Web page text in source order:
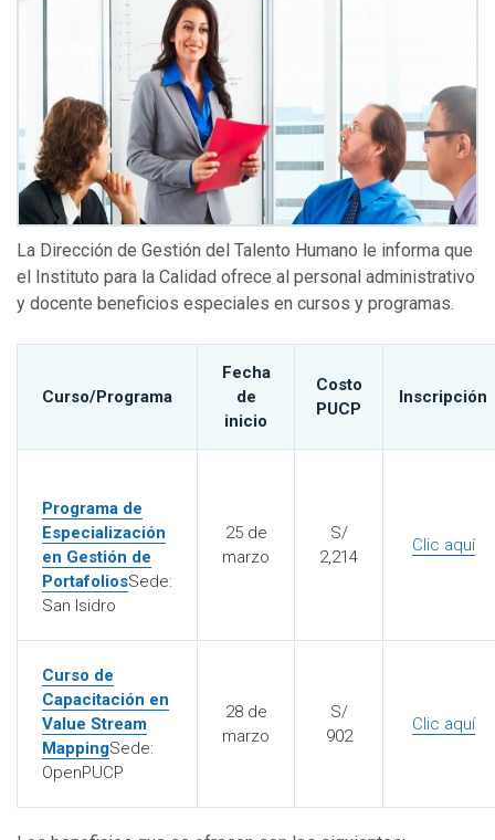
La Dirección de Gestión del Talento Humano le informa que
el Instituto para la Calidad ofrece al personal administrativo
y docente beneficios especiales en cursos y programas.
Curso/Programa
Fecha
de
inicio
Costo
PUCP
Inscripción
Programa de
Especialización
en Gestión de
PortafoliosSede:
San Isidro
25 de
marzo
S/
2,214
Clic aquí
Curso de
Capacitación en
Value Stream
MappingSede:
OpenPUCP
28 de
marzo
S/
902
Clic aquí